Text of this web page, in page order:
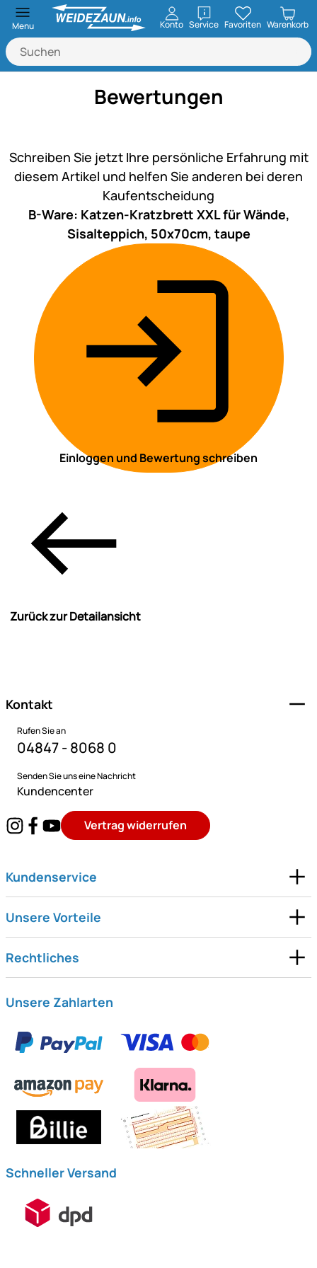
Menu Konto ServiceöffnenFavoriten Warenkorb
Bewertungen
Schreiben Sie jetzt Ihre persönliche Erfahrung mit
diesem Artikel und helfen Sie anderen bei deren
Kaufentscheidung
B-Ware: Katzen-Kratzbrett XXL für Wände,
Sisalteppich, 50x70cm, taupe
Einloggen und Bewertung schreiben
Zurück zur Detailansicht
Kontakt
Rufen Sie an
04847 - 8068 0
Senden Sie uns eine Nachricht
Kundencenter
Vertrag widerrufen
Kundenservice
Unsere Vorteile
Rechtliches
Unsere Zahlarten
Schneller Versand